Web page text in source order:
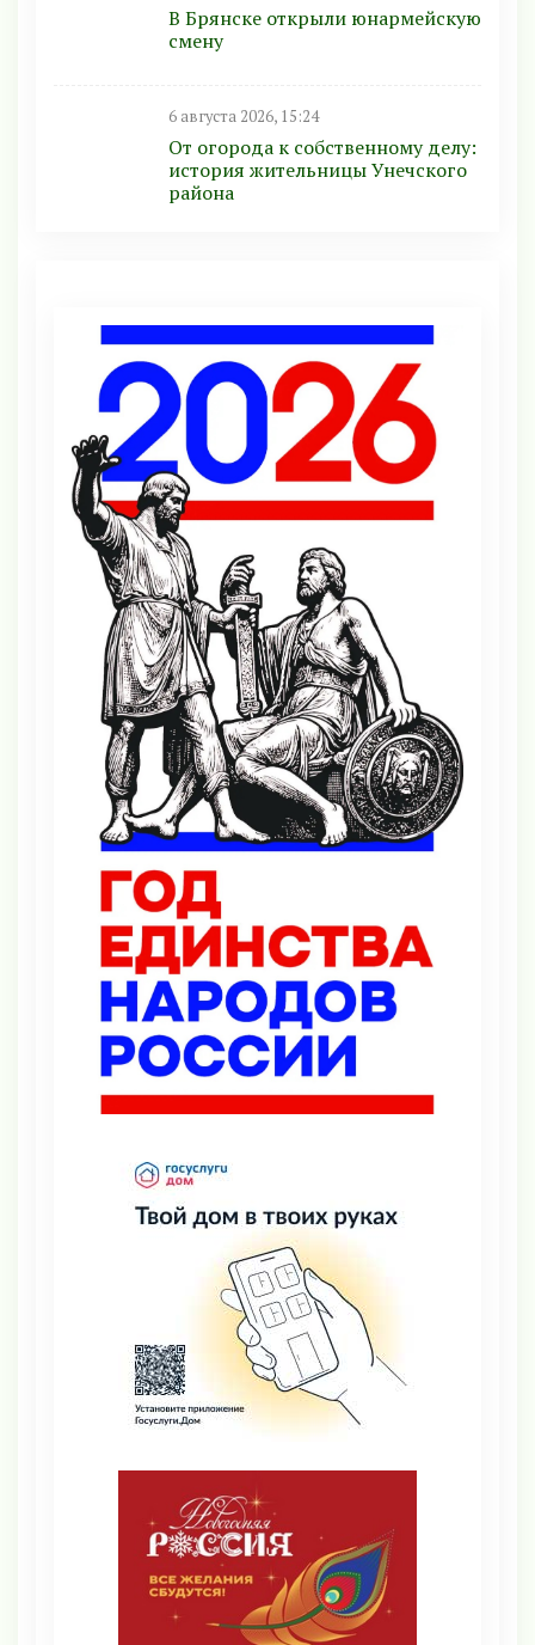
В Брянске открыли юнармейскую
смену
6 августа 2026, 15:24
От огорода к собственному делу:
история жительницы Унечского
района